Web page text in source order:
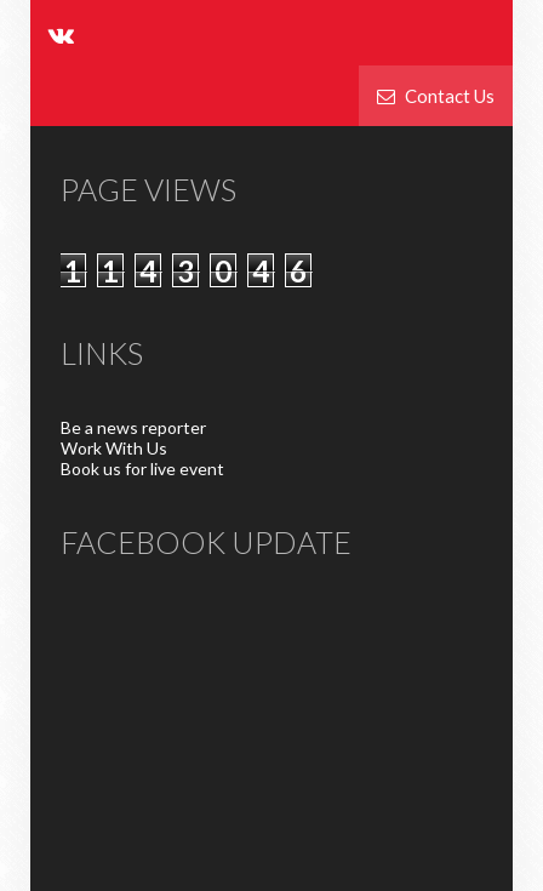
Contact Us
PAGE VIEWS
1 1 4 3 0 4 6
LINKS
Be a news reporter
Work With Us
Book us for live event
FACEBOOK UPDATE